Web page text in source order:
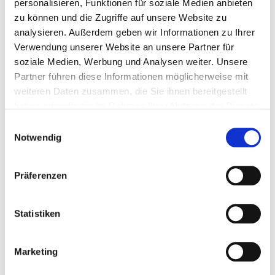
personalisieren, Funktionen für soziale Medien anbieten
zu können und die Zugriffe auf unsere Website zu
analysieren. Außerdem geben wir Informationen zu Ihrer
Verwendung unserer Website an unsere Partner für
soziale Medien, Werbung und Analysen weiter. Unsere
Partner führen diese Informationen möglicherweise mit
weiteren Daten zusammen, die Sie ihnen bereitgestellt
Notwendig
Präferenzen
Statistiken
Marketing
Insektenschutz hält lästige Tiere fern
und ein angenehmes Raumklima.